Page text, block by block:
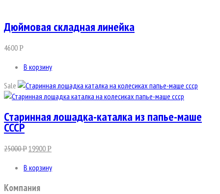
Дюймовая складная линейка
4600Р
В корзину
Sale
Старинная лошадка-каталка из папье-маше
СССР
25000Р19900Р
В корзину
Компания